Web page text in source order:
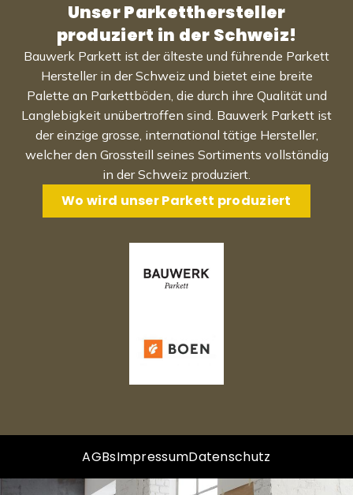
Unser Parketthersteller
produziert in der Schweiz!
Bauwerk Parkett ist der älteste und führende Parkett
Hersteller in der Schweiz und bietet eine breite
Palette an Parkettböden, die durch ihre Qualität und
Langlebigkeit unübertroffen sind. Bauwerk Parkett ist
der einzige grosse, international tätige Hersteller,
welcher den Grossteill seines Sortiments vollständig
in der Schweiz produziert.
Wo wird unser Parkett produziert
AGBsImpressumDatenschutz